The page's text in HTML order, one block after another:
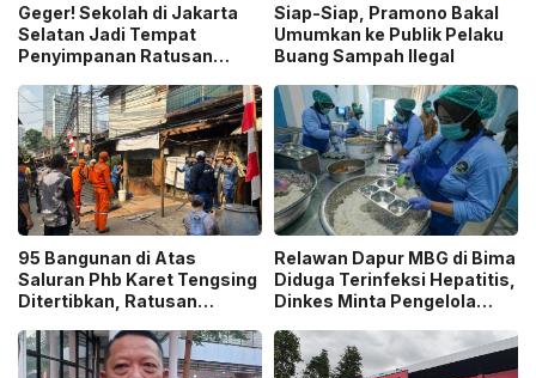
Geger! Sekolah di Jakarta
Selatan Jadi Tempat
Penyimpanan Ratusan
Pemilik
Siap-Siap, Pramono Bakal
Umumkan ke Publik Pelaku
Buang Sampah Ilegal
95 Bangunan di Atas
Saluran Phb Karet Tengsing
Ditertibkan, Ratusan
Dikerahkan
Relawan Dapur MBG di Bima
Diduga Terinfeksi Hepatitis,
Dinkes Minta Pengelola